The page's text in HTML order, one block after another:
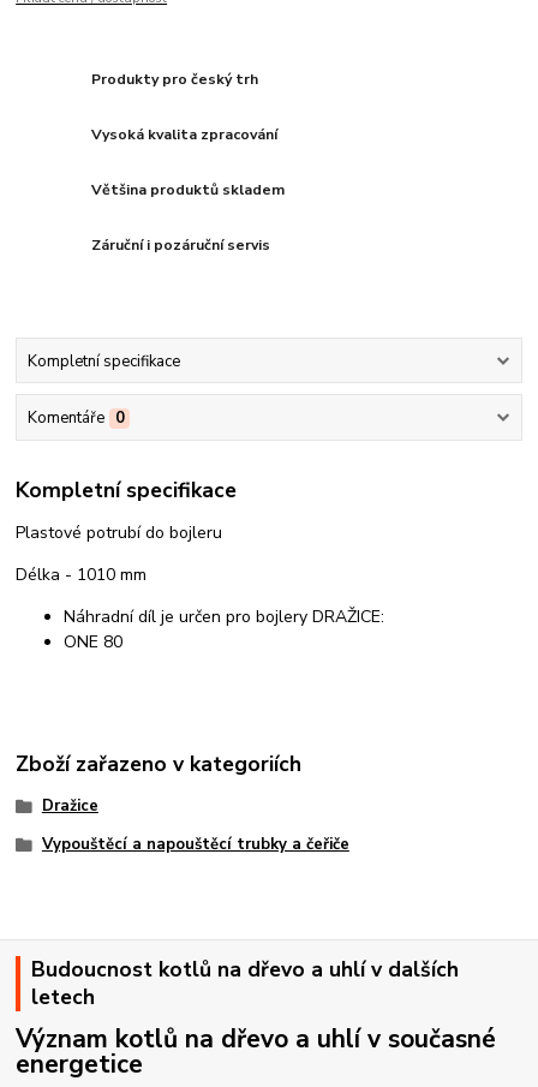
Produkty pro český trh
Vysoká kvalita zpracování
Většina produktů skladem
Záruční i pozáruční servis
Kompletní specifikace
Komentáře 0
Kompletní specifikace
Plastové potrubí do bojleru
Délka - 1010 mm
Náhradní díl je určen pro bojlery DRAŽICE:
ONE 80
Zboží zařazeno v kategoriích
Dražice
Vypouštěcí a napouštěcí trubky a čeřiče
Budoucnost kotlů na dřevo a uhlí v dalších
letech
Význam kotlů na dřevo a uhlí v současné
energetice